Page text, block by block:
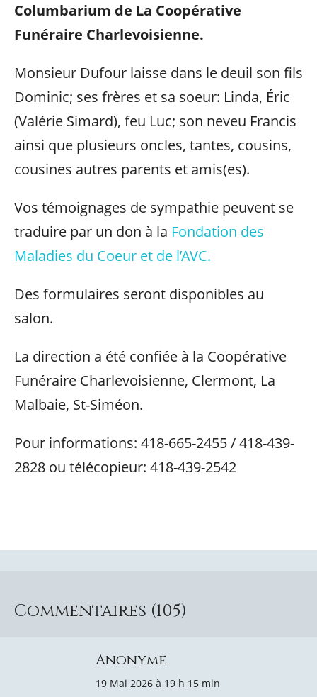
Columbarium de La Coopérative
Funéraire Charlevoisienne.
Monsieur Dufour laisse dans le deuil son fils
Dominic; ses frères et sa soeur: Linda, Éric
(Valérie Simard), feu Luc; son neveu Francis
ainsi que plusieurs oncles, tantes, cousins,
cousines autres parents et amis(es).
Vos témoignages de sympathie peuvent se
traduire par un don à la Fondation des
Maladies du Coeur et de l’AVC.
Des formulaires seront disponibles au
salon.
La direction a été confiée à la Coopérative
Funéraire Charlevoisienne, Clermont, La
Malbaie, St-Siméon.
Pour informations: 418-665-2455 / 418-439-
2828 ou télécopieur: 418-439-2542
Commentaires (105)
Anonyme
19 Mai 2026 à 19 h 15 min